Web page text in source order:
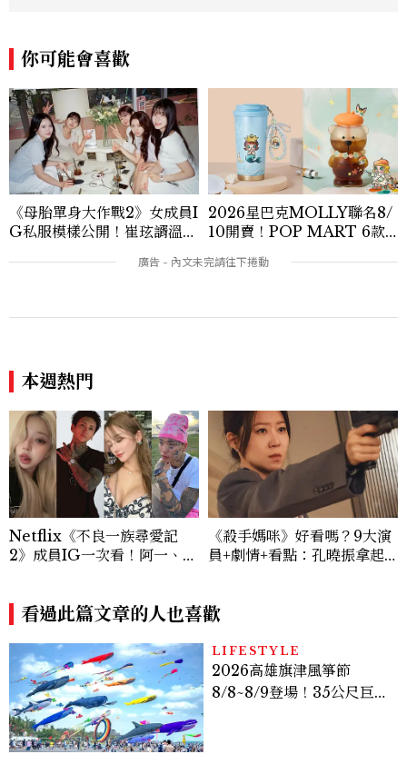
力的跨平台敘事語言。認為好的內容不僅是
記錄時代，更是溫柔的行動——在每一段訪
談與每一篇文章裡，留下值得反覆回味的
光。
你可能會喜歡
《母胎單身大作戰2》女成員I
G私服模樣公開！崔玹諝溫柔
2026星巴克MOLLY聯名8/
10開賣！POP MART 6款
次看
本週熱門
Netflix《不良一族尋愛記
2》成員IG一次看！阿一、彩
《殺手媽咪》好看嗎？9大演
員+劇情+看點：孔曉振拿起
看過此篇文章的人也喜歡
LIFESTYLE
2026高雄旗津風箏節
8/8~8/9登場！35公尺巨大